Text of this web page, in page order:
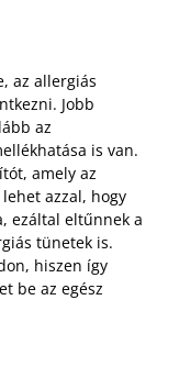
az allergiás
Jobb
az
is van.
amely az
azzal, hogy
ezáltal eltűnnek a
tünetek is.
hiszen így
be az egész